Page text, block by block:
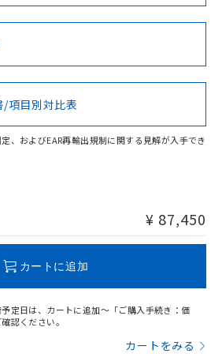
Cd Cr(VI)
在する可能性があります。
No No
の製品の規格認証/適合状況ページへ
こちらのページからご検索ください
/項目別対比表
、およびEAR再輸出規制に関する見解が入手でき
¥ 87,450
カートに追加
定日は、カートに追加～「ご購入手続き：価
認ください。
カートをみる